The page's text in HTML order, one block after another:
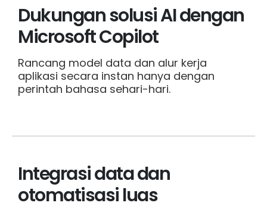
Dukungan solusi AI dengan
Microsoft Copilot
Rancang model data dan alur kerja
aplikasi secara instan hanya dengan
perintah bahasa sehari-hari.
Integrasi data dan
otomatisasi luas